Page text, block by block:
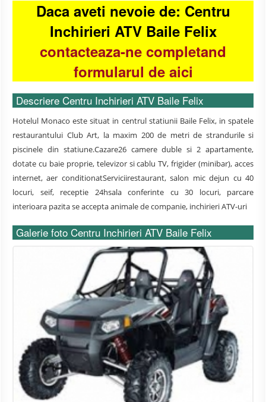
Daca aveti nevoie de: Centru
Inchirieri ATV Baile Felix
contacteaza-ne completand
formularul de aici
Descriere Centru Inchirieri ATV Baile Felix
Hotelul Monaco este situat in centrul statiunii Baile Felix, in spatele
restaurantului Club Art, la maxim 200 de metri de strandurile si
piscinele din statiune.Cazare26 camere duble si 2 apartamente,
dotate cu baie proprie, televizor si cablu TV, frigider (minibar), acces
internet, aer conditionatServiciirestaurant, salon mic dejun cu 40
locuri, seif, receptie 24hsala conferinte cu 30 locuri, parcare
interioara pazita se accepta animale de companie, inchirieri ATV-uri
Galerie foto Centru Inchirieri ATV Baile Felix